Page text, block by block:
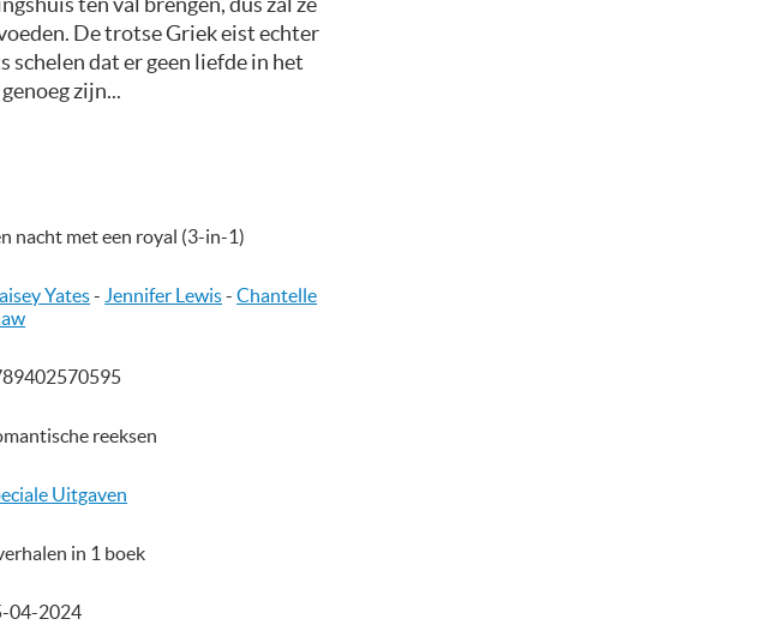
De trotse Griek eist echter
schelen dat er geen liefde in het
zijn...
nacht met een royal (3-in-1)
Yates- Jennifer Lewis-Chantelle
reeksen
Uitgaven
in 1 boek
04-2024